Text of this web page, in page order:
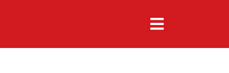
Toggle
Navigation